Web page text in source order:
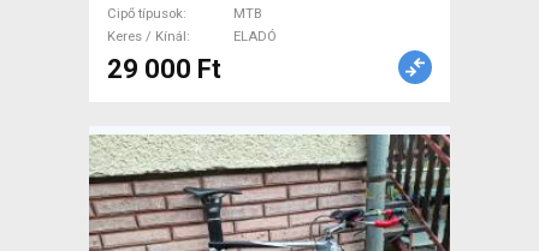
Cipő típusok
MTB
Keres / Kínál
ELADÓ
29 000 Ft